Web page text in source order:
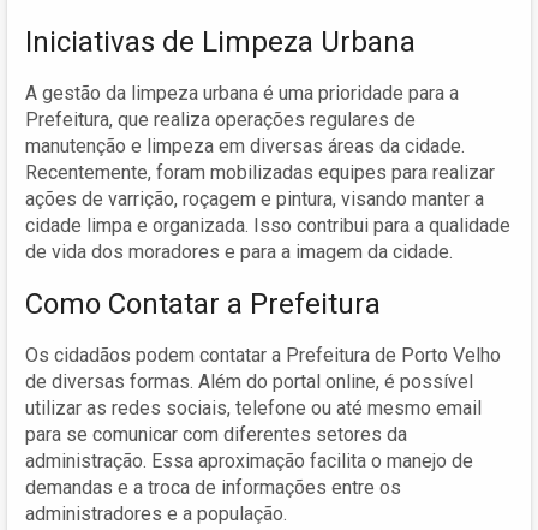
Iniciativas de Limpeza Urbana
A gestão da limpeza urbana é uma prioridade para a
Prefeitura, que realiza operações regulares de
manutenção e limpeza em diversas áreas da cidade.
Recentemente, foram mobilizadas equipes para realizar
ações de varrição, roçagem e pintura, visando manter a
cidade limpa e organizada. Isso contribui para a qualidade
de vida dos moradores e para a imagem da cidade.
Como Contatar a Prefeitura
Os cidadãos podem contatar a Prefeitura de Porto Velho
de diversas formas. Além do portal online, é possível
utilizar as redes sociais, telefone ou até mesmo email
para se comunicar com diferentes setores da
administração. Essa aproximação facilita o manejo de
demandas e a troca de informações entre os
administradores e a população.